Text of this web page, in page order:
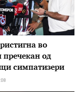
во
пречекан од
симпатизери